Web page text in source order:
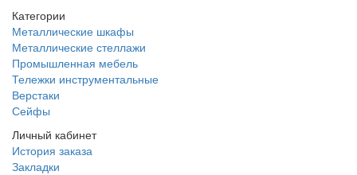
Категории
Металлические шкафы
Металлические стеллажи
Промышленная мебель
Тележки инструментальные
Верстаки
Сейфы
Личный кабинет
История заказа
Закладки